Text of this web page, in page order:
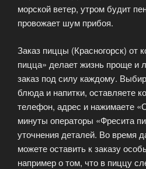
морской ветер, утром будит
провожает шум прибоя.
Заказ пиццы (Красногорск) от
пицца» делает жизнь проще и
заказ под силу каждому.
блюда и напитки, оставляете
телефон, адрес и нажимаете
минуты операторы «Фресита
уточнения деталей. Во время
можете оставить к заказу
например о том, что в пиццу